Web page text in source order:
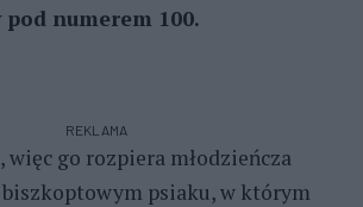
numerem 100.
REKLAMA
więc go rozpiera młodzieńcza
biszkoptowym psiaku, w którym